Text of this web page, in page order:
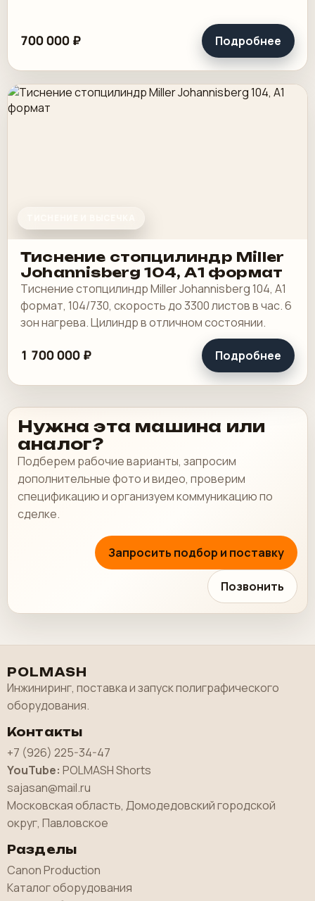
700 000 ₽ Подробнее
Тиснение стопцилиндр Miller
Johannisberg 104, А1 формат
Тиснение стопцилиндр Miller Johannisberg 104, А1
формат, 104/730, скорость до 3300 листов в час. 6
зон нагрева. Цилиндр в отличном состоянии.
1 700 000 ₽ Подробнее
Нужна эта машина или
аналог?
Подберем рабочие варианты, запросим
дополнительные фото и видео, проверим
спецификацию и организуем коммуникацию по
сделке.
Запросить подбор и поставку
Позвонить
POLMASH
Инжиниринг, поставка и запуск полиграфического
оборудования.
Контакты
+7 (926) 225-34-47
YouTube: POLMASH Shorts
sajasan@mail.ru
Московская область, Домодедовский городской
округ, Павловское
Разделы
Canon Production
Каталог оборудования